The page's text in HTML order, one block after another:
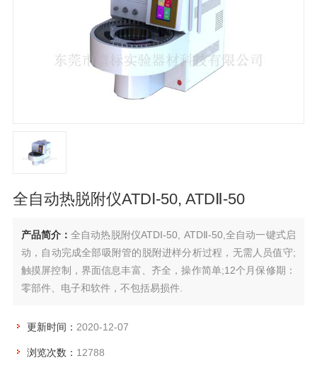
全自动热脱附仪ATDⅠ-50, ATDⅡ-50
产品简介： 全自动热脱附仪ATDⅠ-50, ATDⅡ-50,全自动一键式启
动，自动完成全部吸附管的脱附进样分析过程，无需人员值守;
触摸屏控制，界面信息丰富、齐全，操作简单;12个月保修期：
零部件、电子和软件，不包括易损件.
更新时间： 2020-12-07
浏览次数： 12788